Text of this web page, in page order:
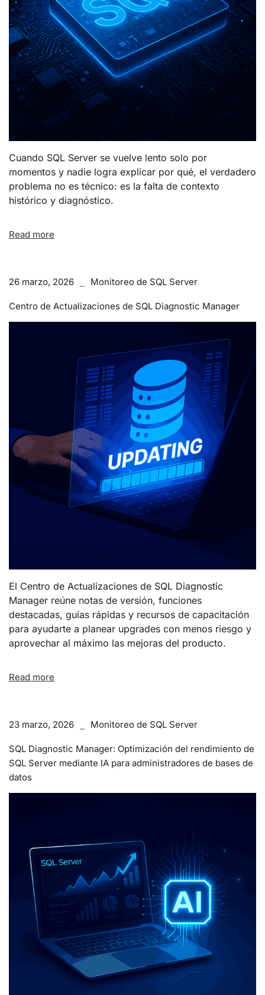
Cuando SQL Server se vuelve lento solo por
momentos y nadie logra explicar por qué, el verdadero
problema no es técnico: es la falta de contexto
histórico y diagnóstico.
Read more
26 marzo, 2026 Monitoreo de SQL Server
Centro de Actualizaciones de SQL Diagnostic Manager
El Centro de Actualizaciones de SQL Diagnostic
Manager reúne notas de versión, funciones
destacadas, guías rápidas y recursos de capacitación
para ayudarte a planear upgrades con menos riesgo y
aprovechar al máximo las mejoras del producto.
Read more
23 marzo, 2026 Monitoreo de SQL Server
SQL Diagnostic Manager: Optimización del rendimiento de
SQL Server mediante IA para administradores de bases de
datos